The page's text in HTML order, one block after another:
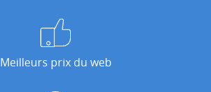
Meilleurs prix du web